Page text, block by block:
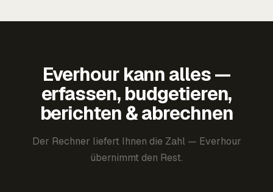
Everhour kann alles —
erfassen, budgetieren,
berichten & abrechnen
Der Rechner liefert Ihnen die Zahl — Everhour
übernimmt den Rest.